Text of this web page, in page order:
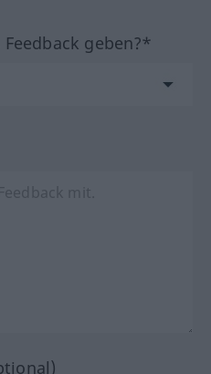
geben?*